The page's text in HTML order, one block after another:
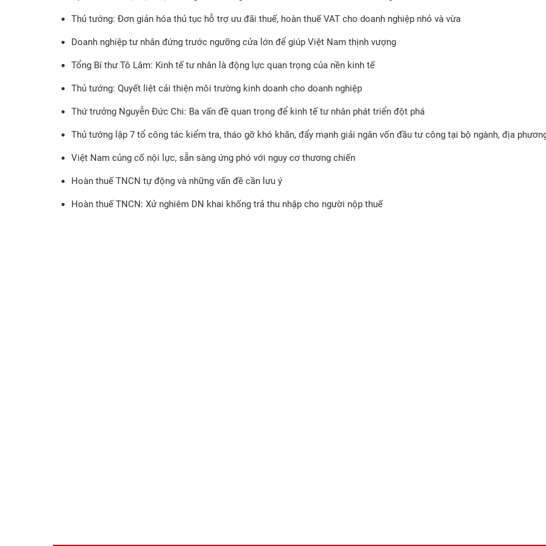
Thủ tướng: Đơn giản hóa thủ tục hỗ trợ ưu đãi thuế, hoàn thuế VAT cho doanh nghiệp nhỏ và vừa
Doanh nghiệp tư nhân đứng trước ngưỡng cửa lớn để giúp Việt Nam thịnh vượng
Tổng Bí thư Tô Lâm: Kinh tế tư nhân là động lực quan trọng của nền kinh tế
Thủ tướng: Quyết liệt cải thiện môi trường kinh doanh cho doanh nghiệp
Thứ trưởng Nguyễn Đức Chi: Ba vấn đề quan trọng để kinh tế tư nhân phát triển đột phá
Thủ tướng lập 7 tổ công tác kiểm tra, tháo gỡ khó khăn, đẩy mạnh giải ngân vốn đầu tư công tại bộ ngành, địa
Việt Nam củng cố nội lực, sẵn sàng ứng phó với nguy cơ thương chiến
Hoàn thuế TNCN tự động và những vấn đề cần lưu ý
Hoàn thuế TNCN: Xử nghiêm DN khai khống trả thu nhập cho người nộp thuế